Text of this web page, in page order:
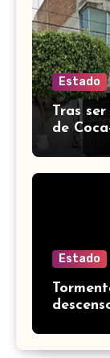
Estado
Tras
de
fondos
Estado